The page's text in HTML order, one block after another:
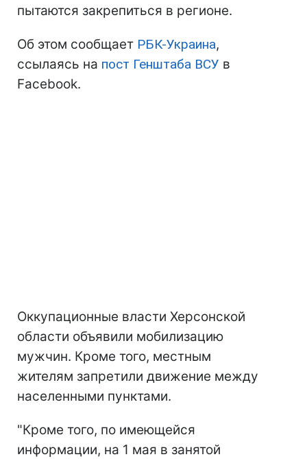
пытаются закрепиться в регионе.
Об этом сообщает РБК-Украина,
ссылаясь на пост Генштаба ВСУ в
Facebook.
Оккупационные власти Херсонской
области объявили мобилизацию
мужчин. Кроме того, местным
жителям запретили движение между
населенными пунктами.
"Кроме того, по имеющейся
информации, на 1 мая в занятой